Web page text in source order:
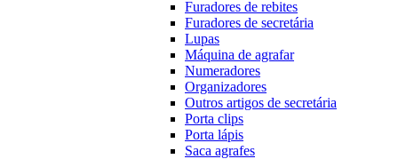
Furadores de rebites
Furadores de secretária
Lupas
Máquina de agrafar
Numeradores
Organizadores
Outros artigos de secretária
Porta clips
Porta lápis
Saca agrafes